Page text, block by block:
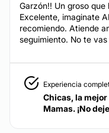
Garzón!! Un groso
Excelente, imaginate
recomiendo. Atiende
seguimiento. No te
Experiencia
Chicas, la
Mamas. ¡No